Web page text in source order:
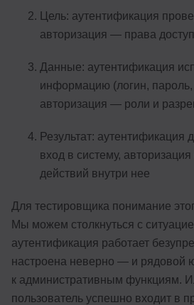
Цель: аутентификация
авторизация — права
Данные: аутентификация
информацию (логин,
авторизация — роли и
Результат: аутентификация
вход в систему,
действий внутри нее
Для тестировщика понимание
Мы можем столкнуться с
аутентификация работает
настроена неверно — и рядовой
к административным функциям.
пользователь успешно входит в